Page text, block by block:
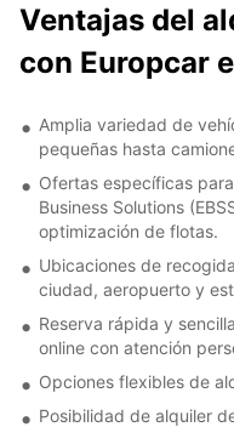
Ventajas del
con Europcar
Amplia variedad de
pequeñas hasta
Ofertas específicas
Business Solutions
optimización de flotas.
Ubicaciones de
ciudad, aeropuerto y
Reserva rápida y
online con atención
Opciones flexibles de
Posibilidad de alquiler